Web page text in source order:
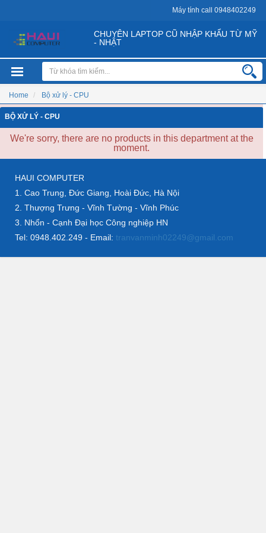
Máy tính call 0948402249
CHUYÊN LAPTOP CŨ NHẬP KHẨU TỪ MỸ
- NHẬT
Home Bộ xử lý - CPU
BỘ XỬ LÝ - CPU
We're sorry, there are no products in this department at the
moment.
HAUI COMPUTER
1. Cao Trung, Đức Giang, Hoài Đức, Hà Nội
2. Thượng Trưng - Vĩnh Tường - Vĩnh Phúc
3. Nhổn - Cạnh Đại học Công nghiệp HN
Tel: 0948.402.249 - Email: tranvanminh02249@gmail.com